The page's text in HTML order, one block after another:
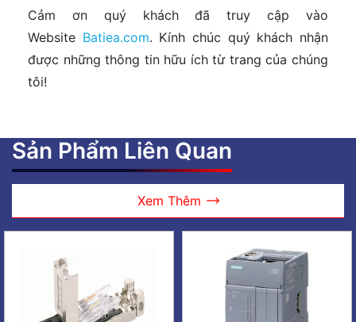
Cảm ơn quý khách đã truy cập vào
Website Batiea.com. Kính chúc quý khách nhận
được những thông tin hữu ích từ trang của chúng
tôi!
Sản Phẩm Liên Quan
Xem Thêm